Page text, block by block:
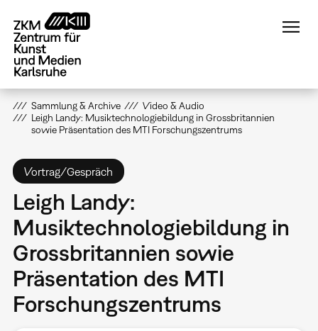
zum
Inhalt
Sammlung & Archive
Video & Audio
Leigh Landy: Musiktechnologiebildung in Grossbritannien
sowie Präsentation des MTI Forschungszentrums
Vortrag/Gespräch
Leigh Landy:
Musiktechnologiebildung in
Grossbritannien sowie
Präsentation des MTI
Forschungszentrums